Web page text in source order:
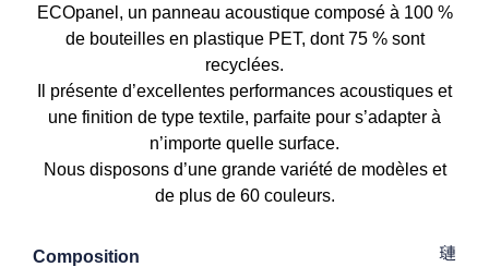
ECOpanel, un panneau acoustique composé à 100 %
de bouteilles en plastique PET, dont 75 % sont
recyclées.
Il présente d’excellentes performances acoustiques et
une finition de type textile, parfaite pour s’adapter à
n’importe quelle surface.
Nous disposons d’une grande variété de modèles et
de plus de 60 couleurs.
Composition